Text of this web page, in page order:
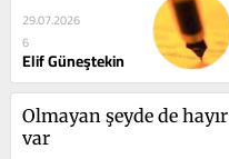
29.07.2026
6
Elif Güneştekin
Olmayan şeyde de hayır
var